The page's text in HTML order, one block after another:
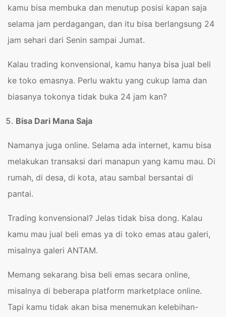
kamu bisa membuka dan menutup posisi kapan saja
selama jam perdagangan, dan itu bisa berlangsung 24
jam sehari dari Senin sampai Jumat.
Kalau trading konvensional, kamu hanya bisa jual beli
ke toko emasnya. Perlu waktu yang cukup lama dan
biasanya tokonya tidak buka 24 jam kan?
Bisa Dari Mana Saja
Namanya juga online. Selama ada internet, kamu bisa
melakukan transaksi dari manapun yang kamu mau. Di
rumah, di desa, di kota, atau sambal bersantai di
pantai.
Trading konvensional? Jelas tidak bisa dong. Kalau
kamu mau jual beli emas ya di toko emas atau galeri,
misalnya galeri ANTAM.
Memang sekarang bisa beli emas secara online,
misalnya di beberapa platform marketplace online.
Tapi kamu tidak akan bisa menemukan kelebihan-